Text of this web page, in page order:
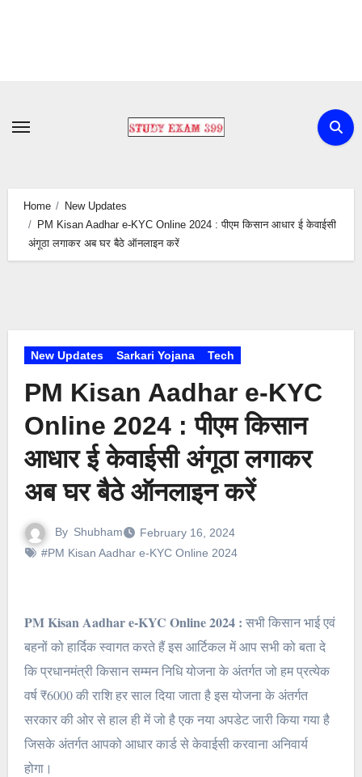
content
Home
New Updates
PM Kisan Aadhar e-KYC Online 2024 : पीएम किसान आधार ई केवाईसी
अंगूठा लगाकर अब घर बैठे ऑनलाइन करें
New Updates Sarkari Yojana Tech
PM Kisan Aadhar e-KYC
Online 2024 : पीएम किसान
आधार ई केवाईसी अंगूठा लगाकर
अब घर बैठे ऑनलाइन करें
By Shubham
February 16, 2024
#PM Kisan Aadhar e-KYC Online 2024
PM Kisan Aadhar e-KYC Online 2024 : सभी किसान भाई एवं
बहनों को हार्दिक स्वागत करते हैं इस आर्टिकल में आप सभी को बता दे
कि प्रधानमंत्री किसान सम्मन निधि योजना के अंतर्गत जो हम प्रत्येक
वर्ष ₹6000 की राशि हर साल दिया जाता है इस योजना के अंतर्गत
सरकार की ओर से हाल ही में जो है एक नया अपडेट जारी किया गया है
जिसके अंतर्गत आपको आधार कार्ड से केवाईसी करवाना अनिवार्य
होगा।